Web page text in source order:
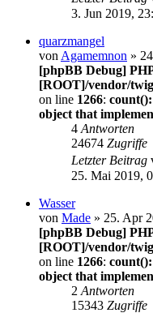
3. Jun 2019,
quarzmangel
von Agamemnon »
[phpBB Debug]
[ROOT]/vendor/
on line 1266:
object that
4 Antworten
24674 Zugriffe
Letzter Beitrag
25. Mai 2019,
Wasser
von Made » 25. Apr
[phpBB Debug]
[ROOT]/vendor/
on line 1266:
object that
2 Antworten
15343 Zugriffe